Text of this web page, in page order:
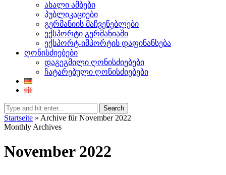
ახალი ამბები
პუბლიკაციები
გერმანიის მაჩვენებლები
ექსპორტი გერმანიაში
ექსპორტ-იმპორტის დაფინანსება
ღონისძიებები
დაგეგმილი ღონისძიებები
ჩატარებული ღონისძიებები
Search
Startseite » Archive für November 2022
Monthly Archives
November 2022